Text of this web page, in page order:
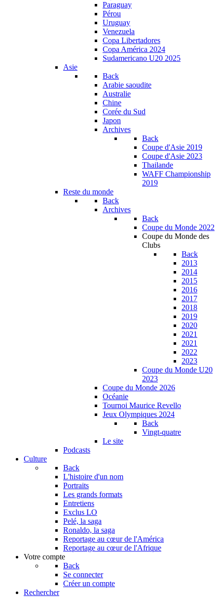
Paraguay
Pérou
Uruguay
Venezuela
Copa Libertadores
Copa América 2024
Sudamericano U20 2025
Asie
Back
Arabie saoudite
Australie
Chine
Corée du Sud
Japon
Archives
Back
Coupe d'Asie 2019
Coupe d'Asie 2023
Thailande
WAFF Championship
2019
Reste du monde
Back
Archives
Back
Coupe du Monde 2022
Coupe du Monde des
Clubs
Back
2013
2014
2015
2016
2017
2018
2019
2020
2021
2021
2022
2023
Coupe du Monde U20
2023
Coupe du Monde 2026
Océanie
Tournoi Maurice Revello
Jeux Olympiques 2024
Back
Vingt-quatre
Le site
Podcasts
Culture
Back
L'histoire d'un nom
Portraits
Les grands formats
Entretiens
Exclus LO
Pelé, la saga
Ronaldo, la saga
Reportage au cœur de l'América
Reportage au cœur de l'Afrique
Votre compte
Back
Se connecter
Créer un compte
Rechercher